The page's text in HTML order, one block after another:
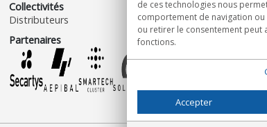
Collectivités
Distributeurs
Partenaires
de ces technologies nous
comportement de navigation
ou retirer le consentement peut
fonctions.
Accepter